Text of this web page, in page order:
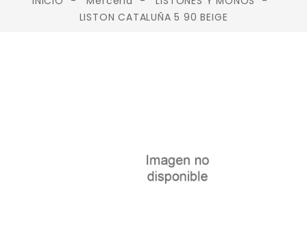
LISTON CATALUÑA 5 90 BEIGE